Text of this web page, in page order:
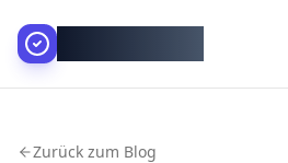
Zurück zum Blog